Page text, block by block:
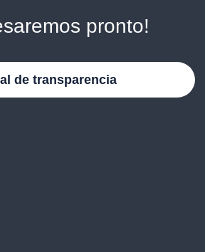
pronto!
de transparencia